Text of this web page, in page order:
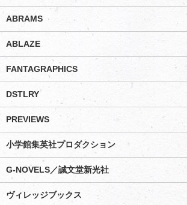
ABRAMS
ABLAZE
FANTAGRAPHICS
DSTLRY
PREVIEWS
小学館集英社プロダクション
G-NOVELS／誠文堂新光社
ヴィレッジブックス